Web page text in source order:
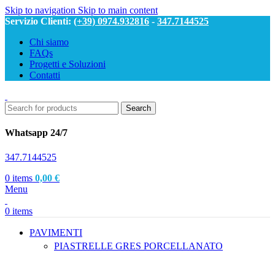
Skip to navigation Skip to main content
Servizio Clienti: (+39) 0974.932816 - 347.7144525
Chi siamo
FAQs
Progetti e Soluzioni
Contatti
Search
Whatsapp 24/7
347.7144525
0 items 0,00 €
Menu
0 items
PAVIMENTI
PIASTRELLE GRES PORCELLANATO